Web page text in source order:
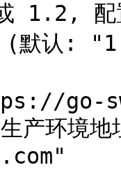
1.2,
(默认:
go-
生产环